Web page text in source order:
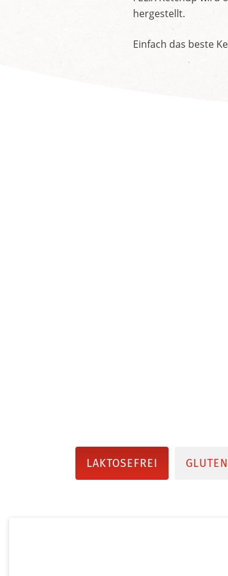
hergestellt.
Einfach das beste
LAKTOSEFREI